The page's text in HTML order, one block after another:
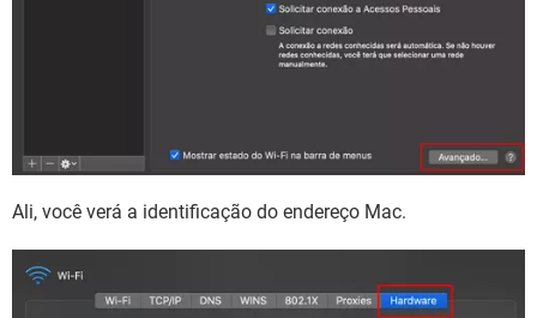
Ali, você verá a identificação do endereço Mac.